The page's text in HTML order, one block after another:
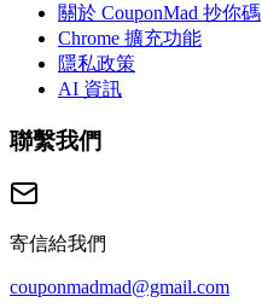
關於 CouponMad 抄你碼
Chrome 擴充功能
隱私政策
AI 資訊
聯繫我們
寄信給我們
couponmadmad@gmail.com